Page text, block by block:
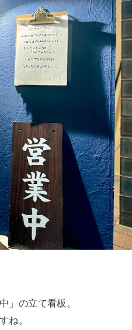
」の立て看板。
ね。